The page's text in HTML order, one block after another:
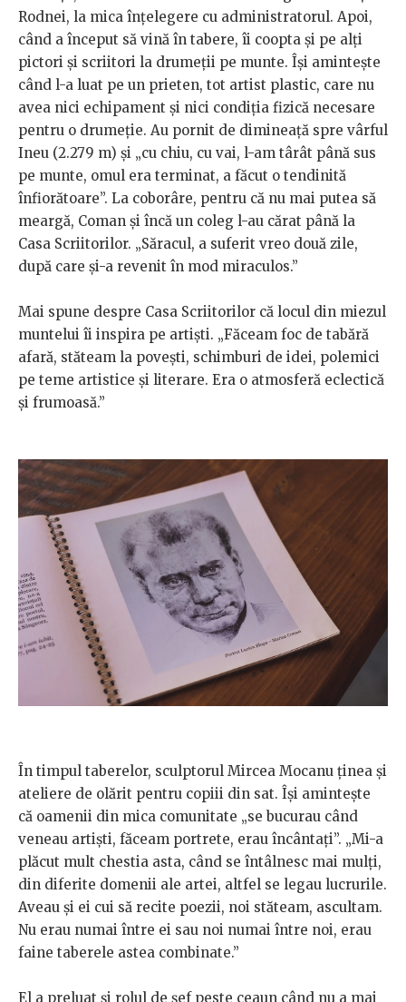
Rodnei, la mica înțelegere cu administratorul. Apoi,
când a început să vină în tabere, îi coopta și pe alți
pictori și scriitori la drumeții pe munte. Își amintește
când l-a luat pe un prieten, tot artist plastic, care nu
avea nici echipament și nici condiția fizică necesare
pentru o drumeție. Au pornit de dimineață spre vârful
Ineu (2.279 m) și „cu chiu, cu vai, l-am târât până sus
pe munte, omul era terminat, a făcut o tendinită
înfiorătoare”. La coborâre, pentru că nu mai putea să
meargă, Coman și încă un coleg l-au cărat până la
Casa Scriitorilor. „Săracul, a suferit vreo două zile,
după care și-a revenit în mod miraculos.”
Mai spune despre Casa Scriitorilor că locul din miezul
muntelui îi inspira pe artiști. „Făceam foc de tabără
afară, stăteam la povești, schimburi de idei, polemici
pe teme artistice și literare. Era o atmosferă eclectică
și frumoasă.”
În timpul taberelor, sculptorul Mircea Mocanu ținea și
ateliere de olărit pentru copiii din sat. Își amintește
că oamenii din mica comunitate „se bucurau când
veneau artiști, făceam portrete, erau încântați”. „Mi-a
plăcut mult chestia asta, când se întâlnesc mai mulți,
din diferite domenii ale artei, altfel se legau lucrurile.
Aveau și ei cui să recite poezii, noi stăteam, ascultam.
Nu erau numai între ei sau noi numai între noi, erau
faine taberele astea combinate.”
El a preluat și rolul de șef peste ceaun când nu a mai